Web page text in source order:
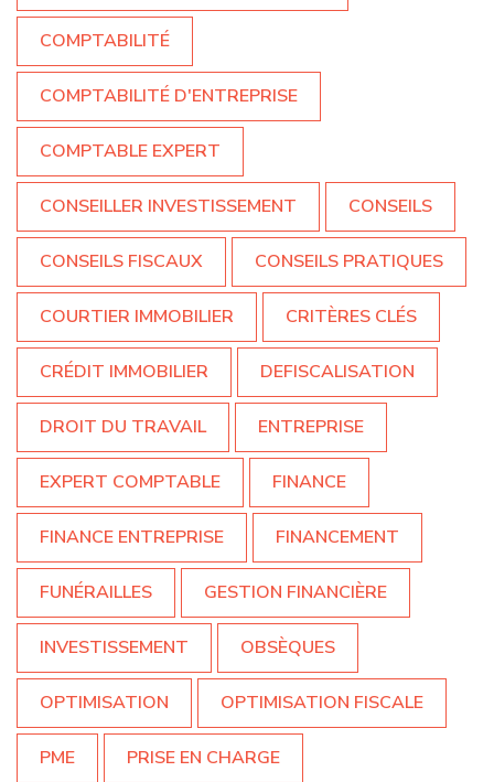
COMPTABILITÉ
COMPTABILITÉ D'ENTREPRISE
COMPTABLE EXPERT
CONSEILLER INVESTISSEMENT CONSEILS
CONSEILS FISCAUX CONSEILS PRATIQUES
COURTIER IMMOBILIER CRITÈRES CLÉS
CRÉDIT IMMOBILIER DEFISCALISATION
DROIT DU TRAVAIL ENTREPRISE
EXPERT COMPTABLE FINANCE
FINANCE ENTREPRISE FINANCEMENT
FUNÉRAILLES GESTION FINANCIÈRE
INVESTISSEMENT OBSÈQUES
OPTIMISATION OPTIMISATION FISCALE
PME PRISE EN CHARGE